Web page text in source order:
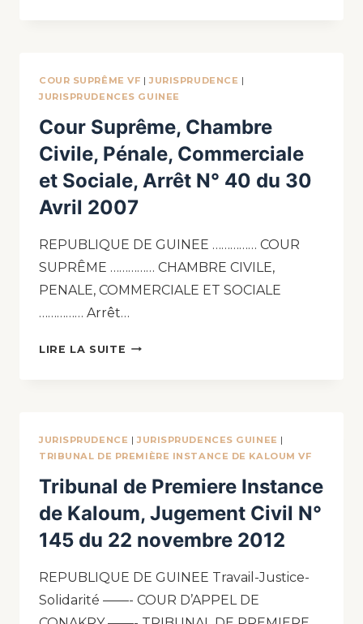
COUR SUPRÊME VF |JURISPRUDENCE |
JURISPRUDENCES GUINEE
Cour Suprême, Chambre
Civile, Pénale, Commerciale
et Sociale, Arrêt N° 40 du 30
Avril 2007
REPUBLIQUE DE GUINEE …………… COUR
SUPRÊME …………… CHAMBRE CIVILE,
PENALE, COMMERCIALE ET SOCIALE
…………… Arrêt…
LIRE LA SUITE
JURISPRUDENCE |JURISPRUDENCES GUINEE |
TRIBUNAL DE PREMIÈRE INSTANCE DE KALOUM VF
Tribunal de Premiere Instance
de Kaloum, Jugement Civil N°
145 du 22 novembre 2012
REPUBLIQUE DE GUINEE Travail-Justice-
Solidarité ——- COUR D’APPEL DE